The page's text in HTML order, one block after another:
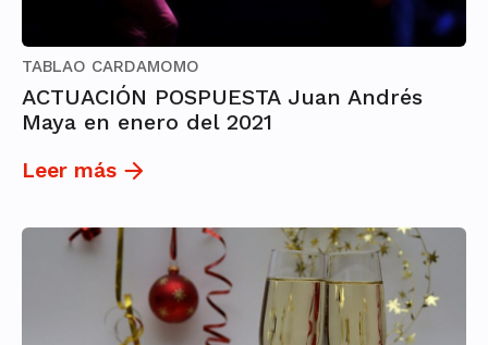
TABLAO CARDAMOMO
ACTUACIÓN POSPUESTA Juan Andrés
Maya en enero del 2021
Leer más